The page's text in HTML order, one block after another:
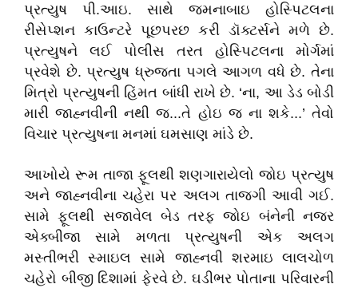
પ્રત્યુષ પી.આઇ. સાથે જમનાબાઇ હોસ્પિટલના
રીસેપ્શન કાઉન્ટરે પૂછપરછ કરી ડૉક્ટર્સને મળે છે.
પ્રત્યુષને લઈ પોલીસ તરત હોસ્પિટલના મોર્ગમાં
પ્રવેશે છે. પ્રત્યુષ ધ્રુજતા પગલે આગળ વધે છે. તેના
મિત્રો પ્રત્યુષની હિંમત બાંધી રાખે છે. ‘ના, આ ડેડ બોડી
મારી જાહ્નવીની નથી જ...તે હોઇ જ ના શકે...’ તેવો
વિચાર પ્રત્યુષના મનમાં ઘમસાણ માંડે છે.
આખોયે રૂમ તાજા ફૂલથી શણગારાયેલો જોઇ પ્રત્યુષ
અને જાહ્નવીના ચહેરા પર અલગ તાજગી આવી ગઈ.
સામે ફૂલથી સજાવેલ બેડ તરફ જોઇ બંનેની નજર
એક્બીજા સામે મળતા પ્રત્યુષની એક અલગ
મસ્તીભરી સ્માઇલ સામે જાહ્નવી શરમાઇ લાલચોળ
ચહેરો બીજી દિશામાં ફેરવે છે. ઘડીભર પોતાના પરિવારની